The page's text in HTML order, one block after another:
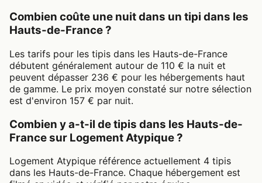
Combien coûte une nuit dans un tipi dans les
Hauts-de-France ?
Les tarifs pour les tipis dans les Hauts-de-France
débutent généralement autour de 110 € la nuit et
peuvent dépasser 236 € pour les hébergements haut
de gamme. Le prix moyen constaté sur notre sélection
est d'environ 157 € par nuit.
Combien y a-t-il de tipis dans les Hauts-de-
France sur Logement Atypique ?
Logement Atypique référence actuellement 4 tipis
dans les Hauts-de-France. Chaque hébergement est